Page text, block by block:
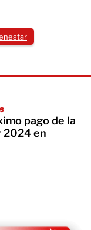
pago de la
2024 en